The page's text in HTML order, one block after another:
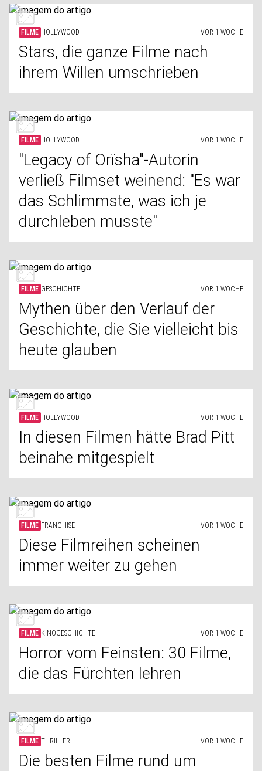
FILME HOLLYWOOD VOR 1 WOCHE
Stars, die ganze Filme nach
ihrem Willen umschrieben
FILME HOLLYWOOD VOR 1 WOCHE
"Legacy of Orïsha"-Autorin
verließ Filmset weinend: "Es war
das Schlimmste, was ich je
durchleben musste"
FILME GESCHICHTE VOR 1 WOCHE
Mythen über den Verlauf der
Geschichte, die Sie vielleicht bis
heute glauben
FILME HOLLYWOOD VOR 1 WOCHE
In diesen Filmen hätte Brad Pitt
beinahe mitgespielt
FILME FRANCHISE VOR 1 WOCHE
Diese Filmreihen scheinen
immer weiter zu gehen
FILME KINOGESCHICHTE VOR 1 WOCHE
Horror vom Feinsten: 30 Filme,
die das Fürchten lehren
FILME THRILLER VOR 1 WOCHE
Die besten Filme rund um